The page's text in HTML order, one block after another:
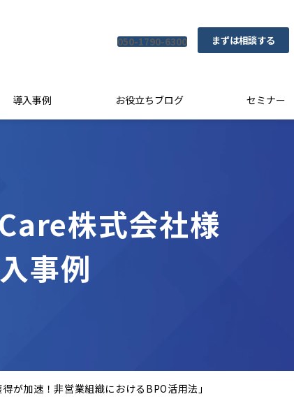
050-1790-6300 まずは相談する
導入事例 お役立ちブログ セミナー
株式会社様
事例
が加速！非営業組織におけるBPO活用法」